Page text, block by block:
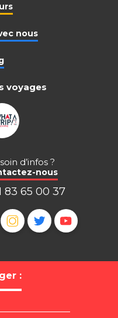
nous
voyages
d’infos ?
nous
83 65 00 37
: